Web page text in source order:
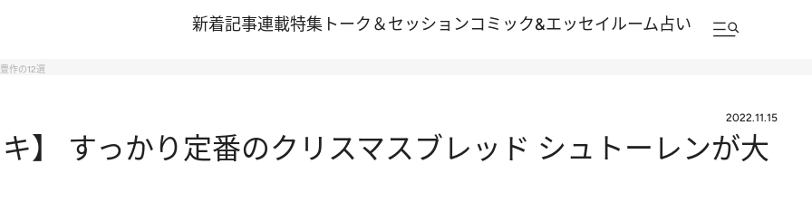
新着記事連載特集 トーク＆セッションコミック&エッセイルーム占い
作の12選
2022.11.15
】 すっかり定番のクリスマスブレッド シュトーレンが大